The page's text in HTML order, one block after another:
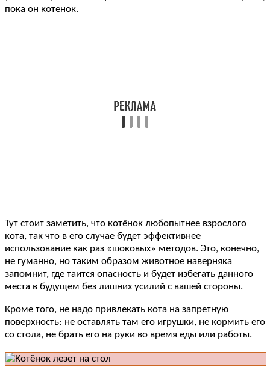
пока он котенок.
Тут стоит заметить, что котёнок любопытнее взрослого
кота, так что в его случае будет эффективнее
использование как раз «шоковых» методов. Это, конечно,
не гуманно, но таким образом животное наверняка
запомнит, где таится опасность и будет избегать данного
места в будущем без лишних усилий с вашей стороны.
Кроме того, не надо привлекать кота на запретную
поверхность: не оставлять там его игрушки, не кормить его
со стола, не брать его на руки во время еды или работы.